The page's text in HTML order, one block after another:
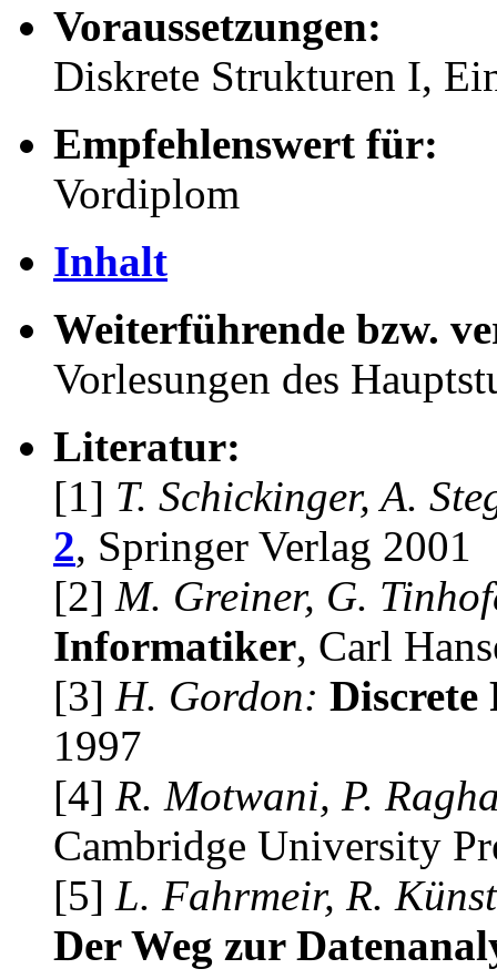
Voraussetzungen:
Diskrete Strukturen I,
Empfehlenswert für:
Vordiplom
Inhalt
Weiterführende bzw.
Vorlesungen des
Literatur:
[1] T. Schickinger, A.
2, Springer Verlag 2001
[2] M. Greiner, G.
Informatiker, Carl
[3] H. Gordon:
1997
[4] R. Motwani, P.
Cambridge University
[5] L. Fahrmeir, R.
Der Weg zur